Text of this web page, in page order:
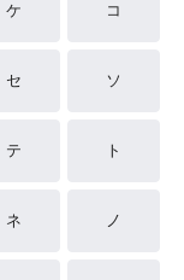
ケ コ
セ ソ
テ ト
ネ ノ